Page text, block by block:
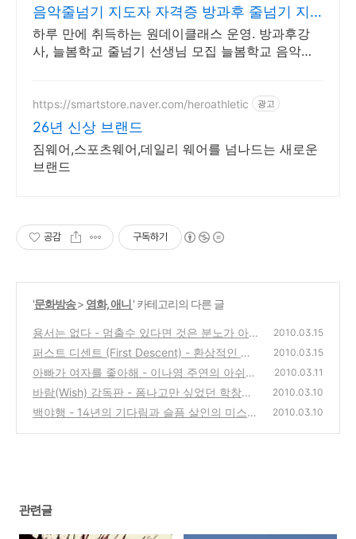
음악줄넘기 지도자 자격증 방과후 줄넘기 지
도자 양성
하루 만에 취득하는 원데이클래스 운영. 방과후강
사, 늘봄학교 줄넘기 선생님 모집 늘봄학교 음악줄
https://smartstore.naver.com/heroathletic 광고
26년 신상 브랜드
짐웨어,스포츠웨어,데일리 웨어를 넘나드는 새로운
브랜드
공감 구독하기
'문화방송> 영화, 애니' 카테고리의 다른 글
용서는 없다 - 멈출수 있다면 것은 분노가 아니
다! 영화 리뷰
(0)
2010.03.15
퍼스트 디센트 (First Descent) - 환상적인 스
노보더 다큐 영화
(0)
2010.03.15
아빠가 여자를 좋아해 - 이나영 주연의 아쉬움
이 남는 영화 리뷰
2010.03.11
바람(Wish) 감독판 - 폼나고만 싶었던 학창시
절, 다시 돌아간다면 영화 리뷰
(0)
2010.03.10
백야행 - 14년의 기다림과 슬픔 살인의 미스테
2010.03.10
관련글